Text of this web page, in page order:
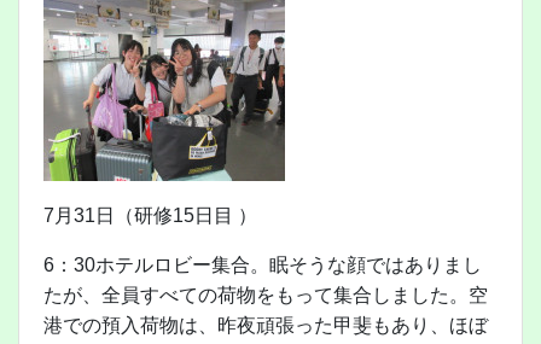
7月31日（研修15日目 ）
6：30ホテルロビー集合。眠そうな顔ではありまし
たが、全員すべての荷物をもって集合しました。空
港での預入荷物は、昨夜頑張った甲斐もあり、ほぼ